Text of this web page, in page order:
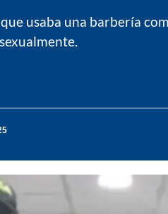
que usaba una barbería